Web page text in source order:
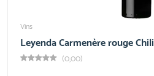
Vins
Leyenda Carmenère rouge Chili
(0,00)